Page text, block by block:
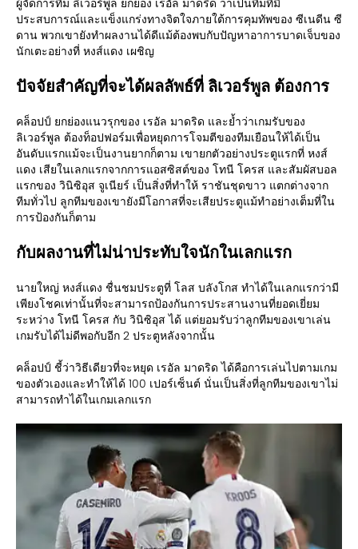
ผู้จัดการทีม ลิเวอร์พูล ยกย่อง เรอัล มาดริด ว่าเป็นทีมที่มี
ประสบการณ์และแข็งแกร่งทางจิตใจภายใต้การคุมทัพของ ซีเนดีน ซี
ดาน พวกเขายังทำผลงานได้ดีแม้ต้องพบกับปัญหาอาการบาดเจ็บของ
นักเตะอย่างที่ หงส์แดง เผชิญ
ปัจจัยสำคัญที่จะได้ผลลัพธ์ที่ ลิเวอร์พูล ต้องการ
คล็อปป์ ยกย่องแนวรุกของ เรอัล มาดริด และย้ำว่าเกมรับของ
ลิเวอร์พูล ต้องท็อปฟอร์มเพื่อหยุดการโจมตีของทีมเยือนให้ได้เป็น
อันดับแรกแม้จะเป็นงานยากก็ตาม เขายกตัวอย่างประตูแรกที่ หงส์
แดง เสียในเลกแรกจากการแอสซิสต์ของ โทนี โครส และสัมผัสบอล
แรกของ วินิซิอุส จูเนียร์ เป็นสิ่งที่ทำให้ ราชันชุดขาว แตกต่างจาก
ทีมทั่วไป ลูกทีมของเขายังมีโอกาสที่จะเสียประตูแม้ทำอย่างเต็มที่ใน
การป้องกันก็ตาม
กับผลงานที่ไม่น่าประทับใจนักในเลกแรก
นายใหญ่ หงส์แดง ชื่นชมประตูที่ โลส บลังโกส ทำได้ในเลกแรกว่ามี
เพียงโชคเท่านั้นที่จะสามารถป้องกันการประสานงานที่ยอดเยี่ยม
ระหว่าง โทนี โครส กับ วินิซิอุส ได้ แต่ยอมรับว่าลูกทีมของเขาเล่น
เกมรับได้ไม่ดีพอกับอีก 2 ประตูหลังจากนั้น
คล็อปป์ ชี้ว่าวิธีเดียวที่จะหยุด เรอัล มาดริด ได้คือการเล่นไปตามเกม
ของตัวเองและทำให้ได้ 100 เปอร์เซ็นต์ นั่นเป็นสิ่งที่ลูกทีมของเขาไม่
สามารถทำได้ในเกมเลกแรก